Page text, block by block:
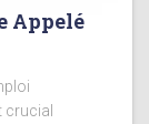
Appelé
crucial